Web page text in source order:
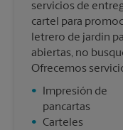
servicios de
cartel para
letrero de jardín
abiertas, no
Ofrecemos
•
Impresión de
pancartas
• Carteles